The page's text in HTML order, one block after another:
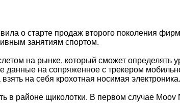
о старте продаж второго поколения
занятиям спортом.
на рынке, который сможет определять
на сопряженное с трекером
на себя крохотная носимая электроника.
в районе щиколотки. В первом случае